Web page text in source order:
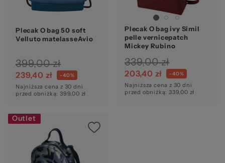
Plecak O bag 50 soft
Velluto matelasseAvio
399,00 zł
239,40 zł -40%
Najniższa cena z 30 dni
przed obniżką: 399,00 zł
Plecak O bag ivy Simil
pelle vernicepatch
Mickey Rubino
339,00 zł
203,40 zł -40%
Najniższa cena z 30 dni
przed obniżką: 339,00 zł
Outlet